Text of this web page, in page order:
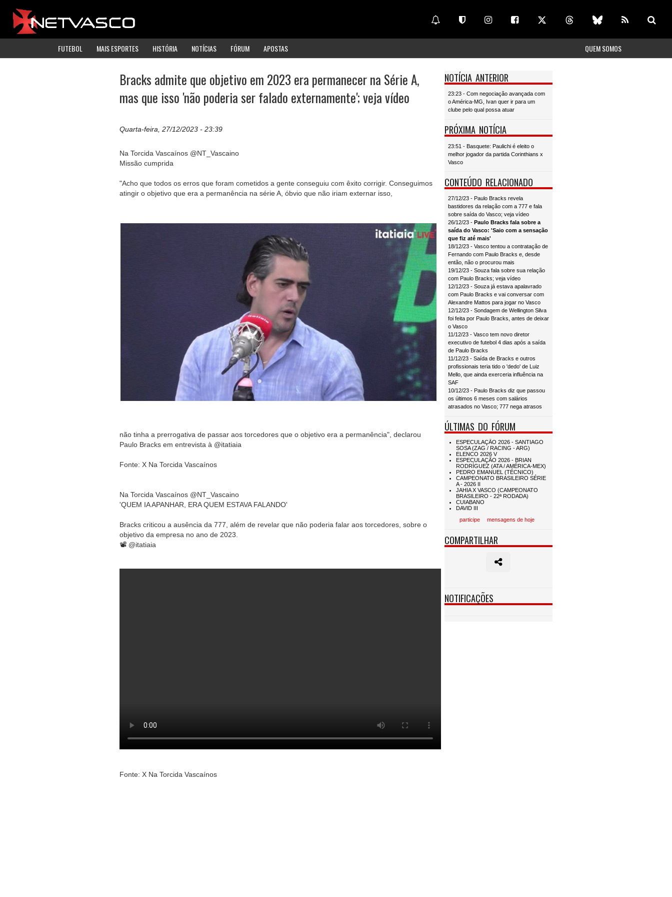
FUTEBOL MAIS ESPORTES HISTÓRIA NOTÍCIAS FÓRUM APOSTAS QUEM SOMOS
Bracks admite que objetivo em 2023 era permanecer na Série A,
mas que isso 'não poderia ser falado externamente'; veja vídeo
Quarta-feira, 27/12/2023 - 23:39
Na Torcida Vascaínos @NT_Vascaino
Missão cumprida
"Acho que todos os erros que foram cometidos a gente conseguiu com êxito corrigir. Conseguimos
atingir o objetivo que era a permanência na série A, óbvio que não iriam externar isso,
não tinha a prerrogativa de passar aos torcedores que o objetivo era a permanência", declarou
Paulo Bracks em entrevista à @itatiaia
Fonte: X Na Torcida Vascaínos
Na Torcida Vascaínos @NT_Vascaino
'QUEM IA APANHAR, ERA QUEM ESTAVA FALANDO'
Bracks criticou a ausência da 777, além de revelar que não poderia falar aos torcedores, sobre o
objetivo da empresa no ano de 2023.
📽️ @itatiaia
Fonte: X Na Torcida Vascaínos
NOTÍCIA ANTERIOR
23:23 - Com negociação avançada com
o América-MG, Ivan quer ir para um
clube pelo qual possa atuar
PRÓXIMA NOTÍCIA
23:51 - Basquete: Paulichi é eleito o
melhor jogador da partida Corinthians x
Vasco
CONTEÚDO RELACIONADO
27/12/23 - Paulo Bracks revela
bastidores da relação com a 777 e fala
sobre saída do Vasco; veja vídeo
26/12/23 - Paulo Bracks fala sobre a
saída do Vasco: 'Saio com a sensação
que fiz até mais'
18/12/23 - Vasco tentou a contratação de
Fernando com Paulo Bracks e, desde
então, não o procurou mais
19/12/23 - Souza fala sobre sua relação
com Paulo Bracks; veja vídeo
12/12/23 - Souza já estava apalavrado
com Paulo Bracks e vai conversar com
Alexandre Mattos para jogar no Vasco
12/12/23 - Sondagem de Wellington Silva
foi feita por Paulo Bracks, antes de deixar
o Vasco
11/12/23 - Vasco tem novo diretor
executivo de futebol 4 dias após a saída
de Paulo Bracks
11/12/23 - Saída de Bracks e outros
profissionais teria tido o 'dedo' de Luiz
Mello, que ainda exerceria influência na
SAF
10/12/23 - Paulo Bracks diz que passou
os últimos 6 meses com salários
atrasados no Vasco; 777 nega atrasos
ÚLTIMAS DO FÓRUM
participe mensagens de hoje
COMPARTILHAR
NOTIFICAÇÕES